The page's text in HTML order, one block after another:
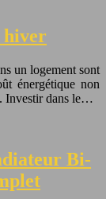
hiver
un logement sont
énergétique non
Investir dans le…
Bi-